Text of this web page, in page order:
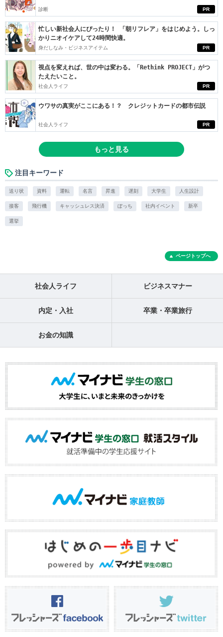
PR
診断
PR
忙しい新社会人にぴったり！ 「朝リフレア」をはじめよう。しっ
かりニオイケアして24時間快適。
身だしなみ・ビジネスアイテム
PR
視点を変えれば、世の中は変わる。「Rethink PROJECT」がつ
たえたいこと。
社会人ライフ
PR
ウワサの真実がここにある！？ クレジットカードの都市伝説
社会人ライフ
もっと見る
注目キーワード
送り状 資料 運転 名言 昇進 遅刻 大学生 人生設計
接客 飛行機 キャッシュレス決済 ぼっち 社内イベント 新卒
選挙
ページトップへ
社会人ライフ ビジネスマナー
内定・入社 卒業・卒業旅行
お金の知識